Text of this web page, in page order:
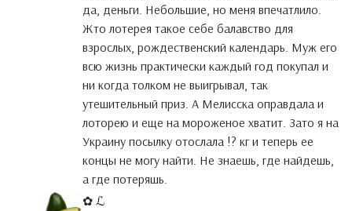
да, деньги. Небольшие, но меня впечатлило.
Жто лотерея такое себе балавство для
взрослых, рождественский календарь. Муж его
всю жизнь практически каждый год покупал и
ни когда толком не выигрывал, так
утешительный приз. А Мелисска оправдала и
лоторею и еще на мороженое хватит. Зато я на
Украину посылку отослала !? кг и теперь ее
концы не могу найти. Не знаешь, где найдешь,
а где потеряшь.
✿ ℒ